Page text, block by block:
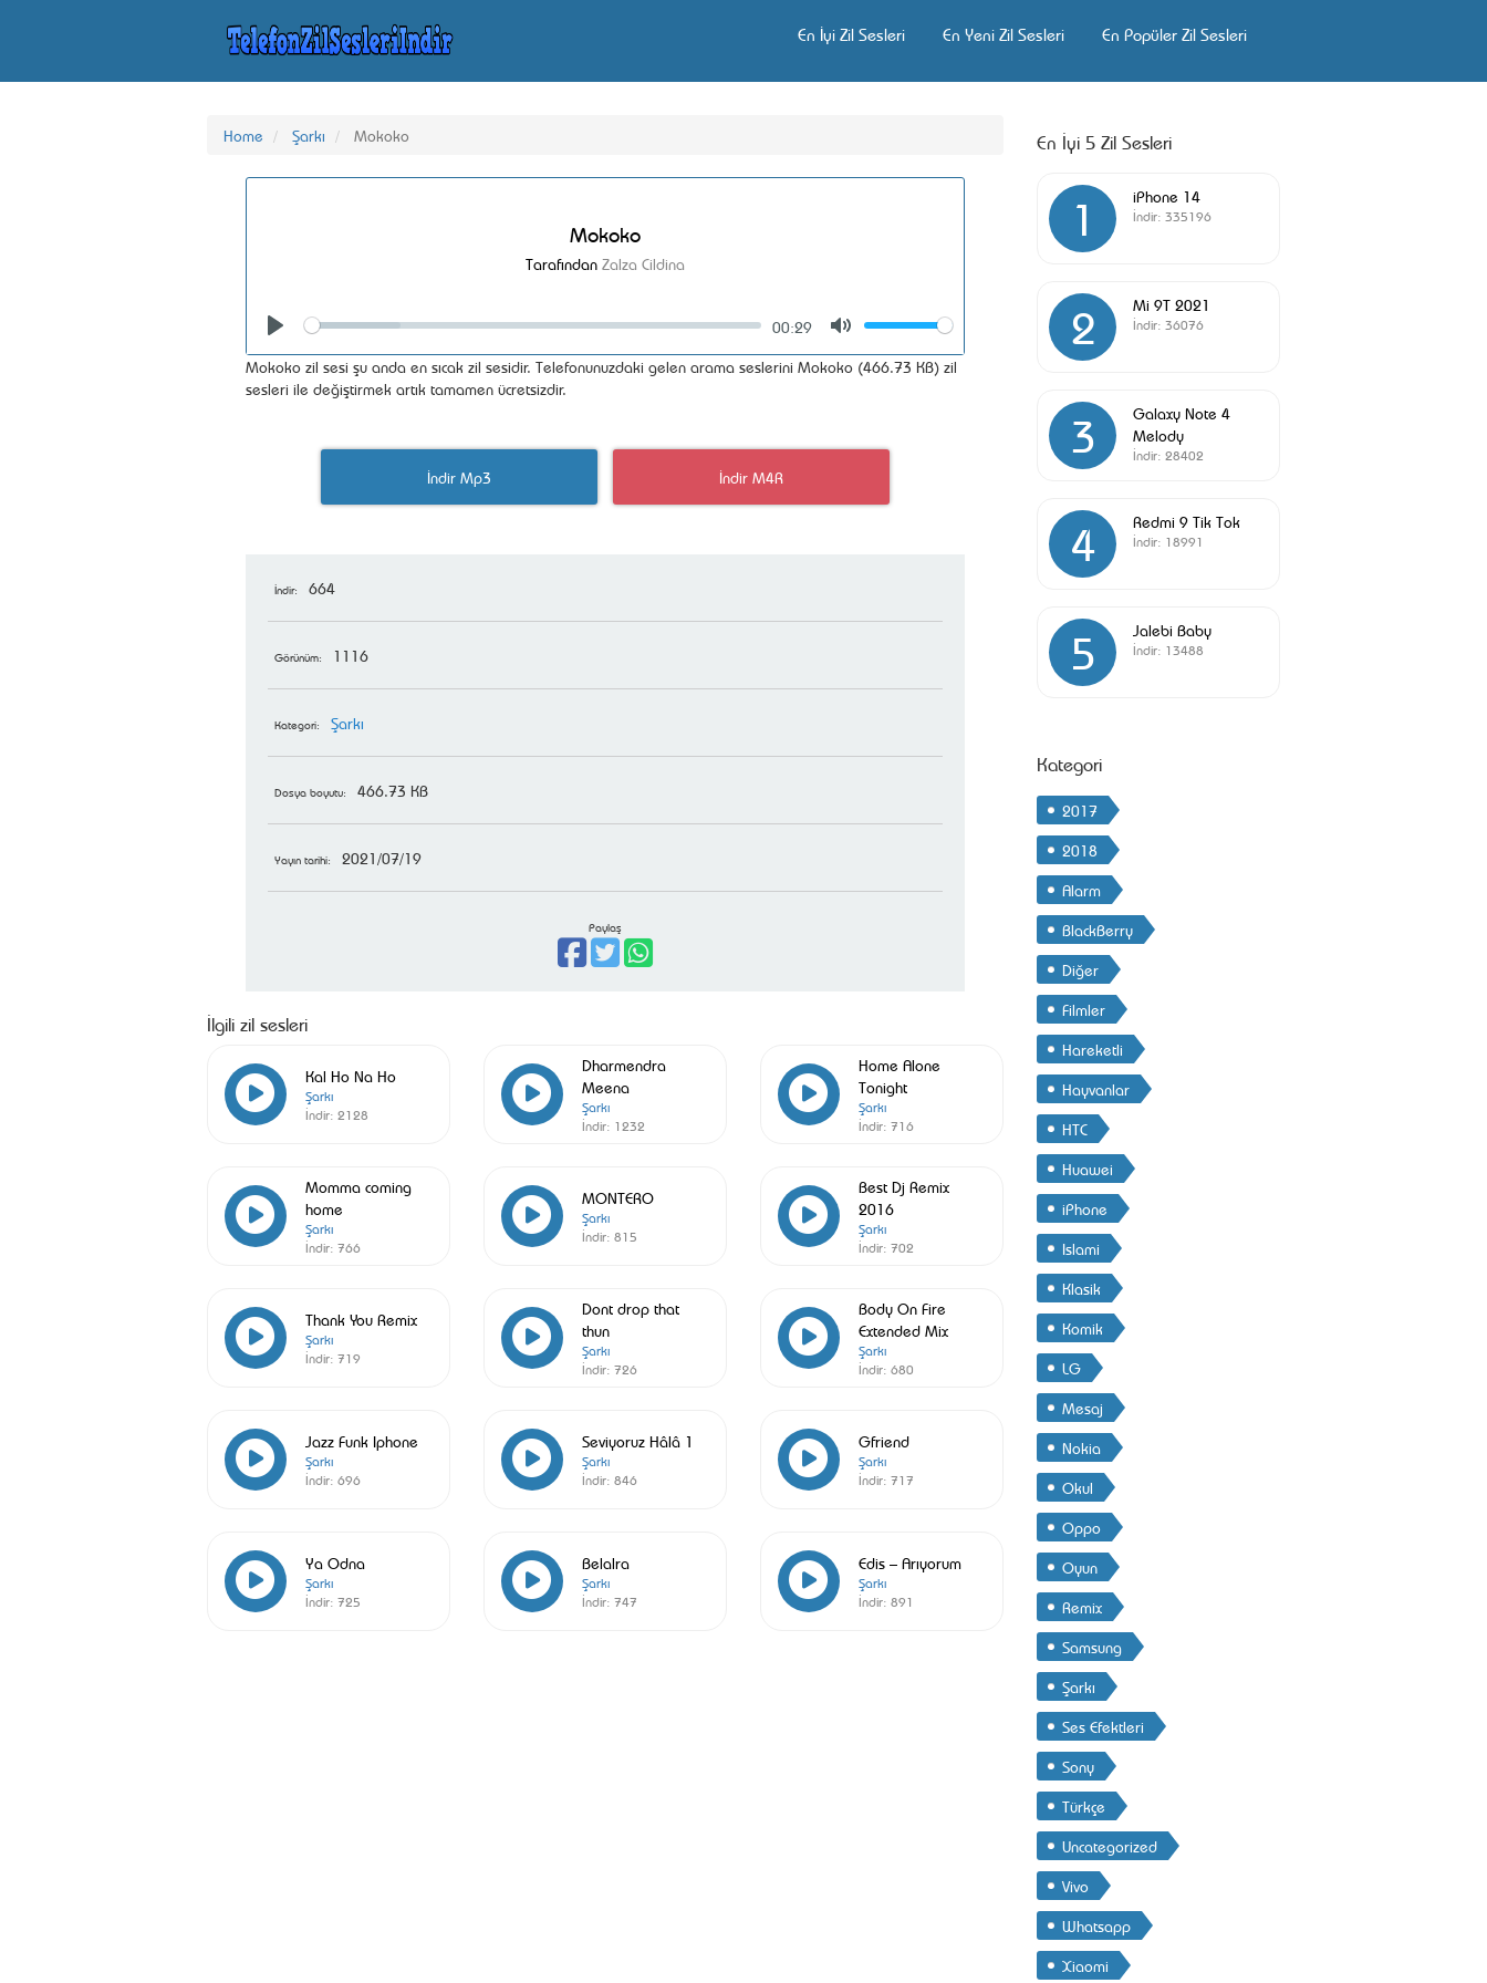
En İyi Zil Sesleri En Yeni Zil Sesleri En Popüler Zil Sesleri
Home Şarkı Mokoko
Mokoko
Tarafından Zalza Cildina
Seek
00:29
Volume
Mokoko zil sesi şu anda en sıcak zil sesidir. Telefonunuzdaki gelen arama seslerini Mokoko (466.73 KB) zil
sesleri ile değiştirmek artık tamamen ücretsizdir.
İndir Mp3 İndir M4R
İndir: 664
Görünüm: 1116
Kategori: Şarkı
Dosya boyutu: 466.73 KB
Yayın tarihi: 2021/07/19
Paylaş
İlgili zil sesleri
Kal Ho Na Ho
Şarkı
İndir: 2128
Dharmendra
Meena
Şarkı
İndir: 1232
Home Alone
Tonight
Şarkı
İndir: 716
Momma coming
home
Şarkı
İndir: 766
MONTERO
Şarkı
İndir: 815
Best Dj Remix
2016
Şarkı
İndir: 702
Thank You Remix
Şarkı
İndir: 719
Dont drop that
thun
Şarkı
İndir: 726
Body On Fire
Extended Mix
Şarkı
İndir: 680
Jazz Funk Iphone
Şarkı
İndir: 696
Seviyoruz Hâlâ 1
Şarkı
İndir: 846
Gfriend
Şarkı
İndir: 717
Ya Odna
Şarkı
İndir: 725
Belalra
Şarkı
İndir: 747
Edis – Arıyorum
Şarkı
İndir: 891
En İyi 5 Zil Sesleri
1 iPhone 14
İndir: 335196
2 Mi 9T 2021
İndir: 36076
3
Galaxy Note 4
Melody
İndir: 28402
4 Redmi 9 Tik Tok
İndir: 18991
5 Jalebi Baby
İndir: 13488
Kategori
2017
2018
Alarm
BlackBerry
Diğer
Filmler
Hareketli
Hayvanlar
HTC
Huawei
iPhone
Islami
Klasik
Komik
LG
Mesaj
Nokia
Okul
Oppo
Oyun
Remix
Samsung
Şarkı
Ses Efektleri
Sony
Türkçe
Uncategorized
Vivo
Whatsapp
Xiaomi